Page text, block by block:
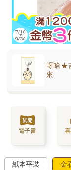
呀哈★
來
電子書
紙本平裝 金